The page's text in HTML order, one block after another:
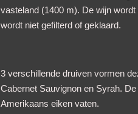
vasteland (1400 m). De wijn
wordt niet gefilterd of geklaard.
3 verschillende druiven vormen
Cabernet Sauvignon en Syrah.
Amerikaans eiken vaten.